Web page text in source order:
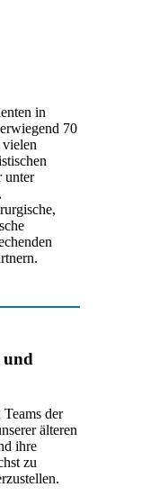
in
70
vielen
unter
und
der
älteren
ihre
zu